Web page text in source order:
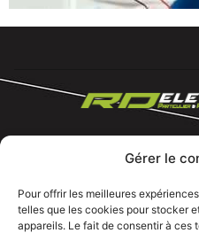
Gérer le
Pour offrir les meilleures
telles que les cookies pour stocker
appareils. Le fait de consentir à ces
Tous droits réservé
Siege social :82 rue